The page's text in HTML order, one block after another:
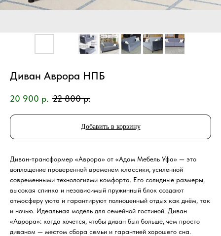
Диван Аврора НПБ
20 900 р. 22 800 р.
Добавить в корзину
Диван-трансформер «Аврора» от «Адам Мебель Уфа» — это
воплощение проверенной временем классики, усиленной
современными технологиями комфорта. Его солидные размеры,
высокая спинка и независимый пружинный блок создают
атмосферу уюта и гарантируют полноценный отдых как днём, так
и ночью. Идеальная модель для семейной гостиной. Диван
«Аврора»: когда хочется, чтобы диван был больше, чем просто
диваном — местом сбора семьи и гарантией хорошего сна.